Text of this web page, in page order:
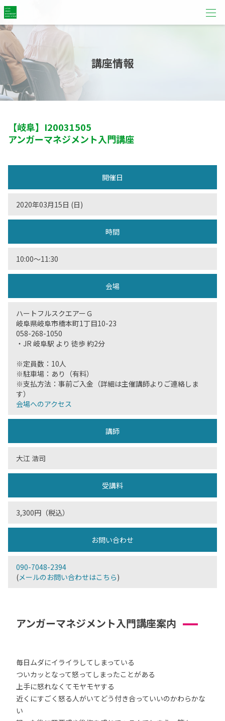
講座情報
【岐阜】 I20031505
アンガーマネジメント入門講座
開催日
2020年03月15日 (日)
時間
10:00〜11:30
会場
ハートフルスクエアーＧ
岐阜県岐阜市橋本町1丁目10-23
058-268-1050
・JR 岐阜駅 より 徒歩 約2分
※定員数：10人
※駐車場：あり（有料）
※支払方法：事前ご入金（詳細は主催講師よりご連絡しま
す）
会場へのアクセス
講師
大江 浩司
受講料
3,300円（税込）
お問い合わせ
090-7048-2394
(メールのお問い合わせはこちら)
アンガーマネジメント入門講座案内
毎日ムダにイライラしてしまっている
ついカッとなって怒ってしまったことがある
上手に怒れなくてモヤモヤする
近くにすごく怒る人がいてどう付き合っていいのかわらかな
い